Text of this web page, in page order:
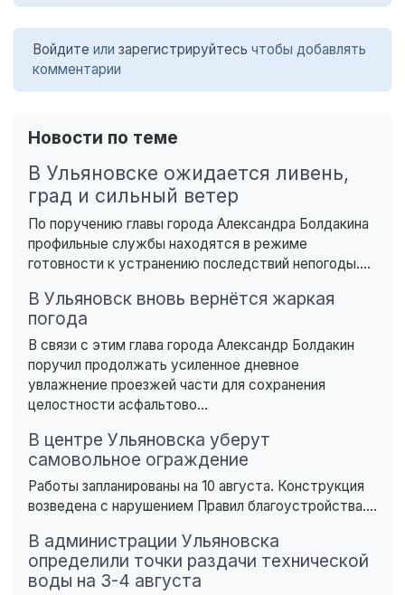
Войдите или зарегистрируйтесь чтобы добавлять
комментарии
Новости по теме
В Ульяновске ожидается ливень,
град и сильный ветер
По поручению главы города Александра Болдакина
профильные службы находятся в режиме
готовности к устранению последствий непогоды....
В Ульяновск вновь вернётся жаркая
погода
В связи с этим глава города Александр Болдакин
поручил продолжать усиленное дневное
увлажнение проезжей части для сохранения
целостности асфальтово...
В центре Ульяновска уберут
самовольное ограждение
Работы запланированы на 10 августа. Конструкция
возведена с нарушением Правил благоустройства....
В администрации Ульяновска
определили точки раздачи технической
воды на 3-4 августа